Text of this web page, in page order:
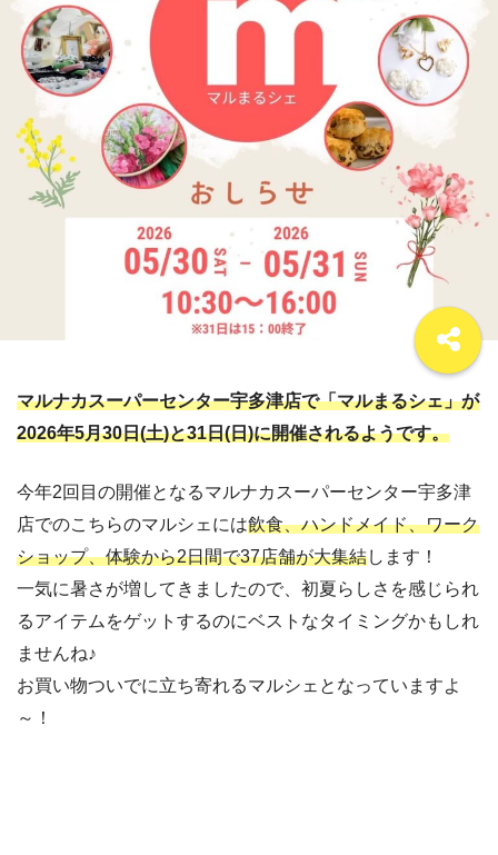
マルナカスーパーセンター宇多津店で「マルまるシェ」が
2026年5月30日(土)と31日(日)に開催されるようです。
今年2回目の開催となるマルナカスーパーセンター宇多津
店でのこちらのマルシェには飲食、ハンドメイド、ワーク
ショップ、体験から2日間で37店舗が大集結します！
一気に暑さが増してきましたので、初夏らしさを感じられ
るアイテムをゲットするのにベストなタイミングかもしれ
ませんね♪
お買い物ついでに立ち寄れるマルシェとなっていますよ
～！